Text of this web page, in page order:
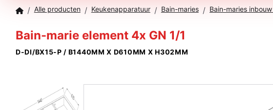
/ Alle producten / Keukenapparatuur / Bain-maries /
Bain-marie element 4x GN 1/1
D-DI/BX15-P / B1440MM X D610MM X H302MM